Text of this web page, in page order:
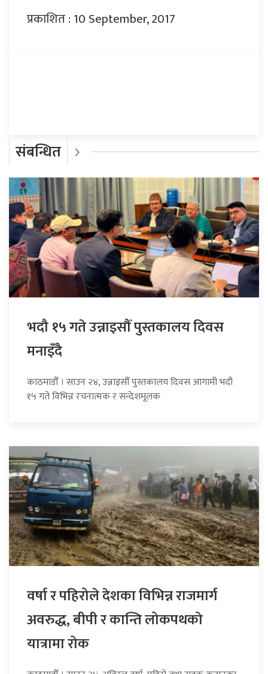
प्रकाशित : 10 September, 2017
संबन्धित
भदौ १५ गते उन्नाइसौँ पुस्तकालय दिवस
मनाइँदै
काठमाडौँ । साउन २४, उन्नाइसौँ पुस्तकालय दिवस आगामी भदौ
१५ गते विभिन्न रचनात्मक र सन्देशमूलक
वर्षा र पहिरोले देशका विभिन्न राजमार्ग
अवरुद्ध, बीपी र कान्ति लोकपथको
यात्रामा रोक